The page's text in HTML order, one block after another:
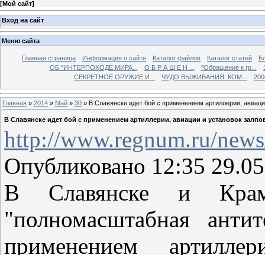
[Мой сайт]
Вход на сайт
Меню сайта
Главная страница Информация о сайте Каталог файлов Каталог статей
ОБ “ИНТЕРПОХОДЕ МИРА...
О Б Р А Щ Е Н ... "Обращение к гр...
СЕКРЕТНОЕ ОРУЖИЕ И...
ЧУДО ВЫЖИВАНИЯ: КОМ...
Главная » 2014 » Май » 30 » В Славянске идет бой с применением артиллерии,
В Славянске идет бой с применением артиллерии, авиации и установок
http://www.regnum.ru/
Опубликовано 12:35
В Славянске и
"полномасштабная
применением